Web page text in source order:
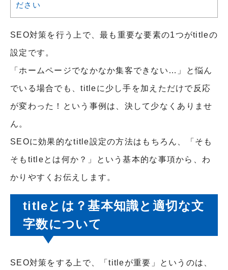
ださい
SEO対策を行う上で、最も重要な要素の1つがtitleの
設定です。
「ホームページでなかなか集客できない…」と悩ん
でいる場合でも、titleに少し手を加えただけで反応
が変わった！という事例は、決して少なくありませ
ん。
SEOに効果的なtitle設定の方法はもちろん、「そも
そもtitleとは何か？」という基本的な事項から、わ
かりやすくお伝えします。
titleとは？基本知識と適切な文
字数について
SEO対策をする上で、「titleが重要」というのは、